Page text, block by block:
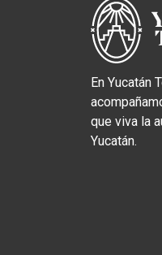
En Yucatán
que viva la
Yucatán.